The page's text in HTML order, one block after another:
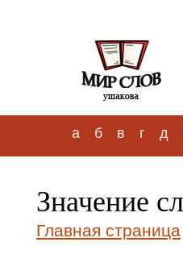
а б в г д
Значение
Главная страница